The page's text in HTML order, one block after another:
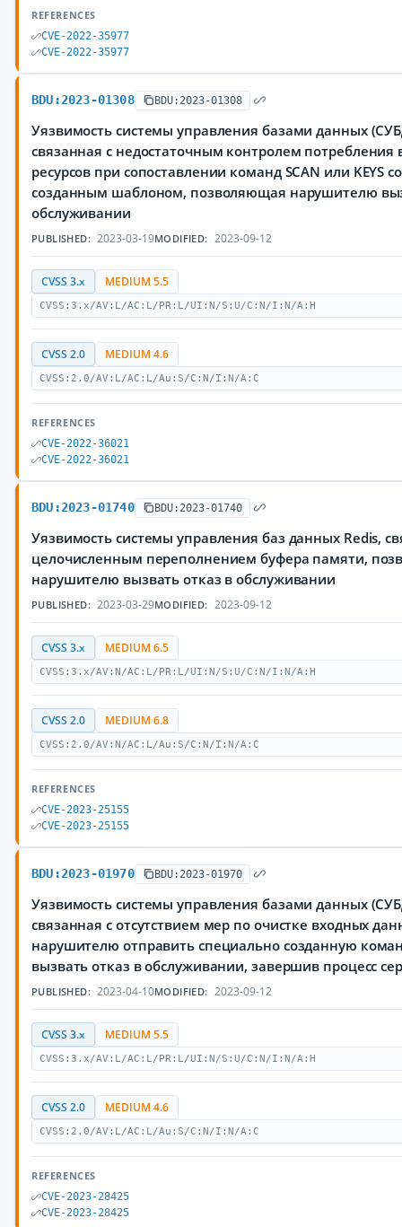
REFERENCES
CVE-2022-35977
CVE-2022-35977
BDU:2023-01308 BDU:2023-01308
Уязвимость системы управления базами данных
связанная с недостаточным контролем потребления
ресурсов при сопоставлении команд SCAN или KEYS
созданным шаблоном, позволяющая нарушителю
обслуживании
PUBLISHED: 2023-03-19MODIFIED: 2023-09-12
CVSS 3.x MEDIUM 5.5
CVSS:3.x/AV:L/AC:L/PR:L/UI:N/S:U/C:N/I:N/A:H
CVSS 2.0 MEDIUM 4.6
CVSS:2.0/AV:L/AC:L/Au:S/C:N/I:N/A:C
REFERENCES
CVE-2022-36021
CVE-2022-36021
BDU:2023-01740 BDU:2023-01740
Уязвимость системы управления баз данных Redis,
целочисленным переполнением буфера памяти,
нарушителю вызвать отказ в обслуживании
PUBLISHED: 2023-03-29MODIFIED: 2023-09-12
CVSS 3.x MEDIUM 6.5
CVSS:3.x/AV:N/AC:L/PR:L/UI:N/S:U/C:N/I:N/A:H
CVSS 2.0 MEDIUM 6.8
CVSS:2.0/AV:N/AC:L/Au:S/C:N/I:N/A:C
REFERENCES
CVE-2023-25155
CVE-2023-25155
BDU:2023-01970 BDU:2023-01970
Уязвимость системы управления базами данных
связанная с отсутствием мер по очистке входных
нарушителю отправить специально созданную
вызвать отказ в обслуживании, завершив процесс
PUBLISHED: 2023-04-10MODIFIED: 2023-09-12
CVSS 3.x MEDIUM 5.5
CVSS:3.x/AV:L/AC:L/PR:L/UI:N/S:U/C:N/I:N/A:H
CVSS 2.0 MEDIUM 4.6
CVSS:2.0/AV:L/AC:L/Au:S/C:N/I:N/A:C
REFERENCES
CVE-2023-28425
CVE-2023-28425